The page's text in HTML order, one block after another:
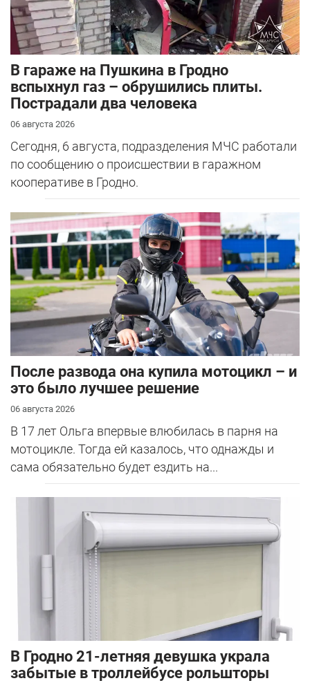
В гараже на Пушкина в Гродно
вспыхнул газ – обрушились плиты.
Пострадали два человека
06 августа 2026
Сегодня, 6 августа, подразделения МЧС работали
по сообщению о происшествии в гаражном
кооперативе в Гродно.
После развода она купила мотоцикл – и
это было лучшее решение
06 августа 2026
В 17 лет Ольга впервые влюбилась в парня на
мотоцикле. Тогда ей казалось, что однажды и
сама обязательно будет ездить на...
В Гродно 21-летняя девушка украла
забытые в троллейбусе рольшторы